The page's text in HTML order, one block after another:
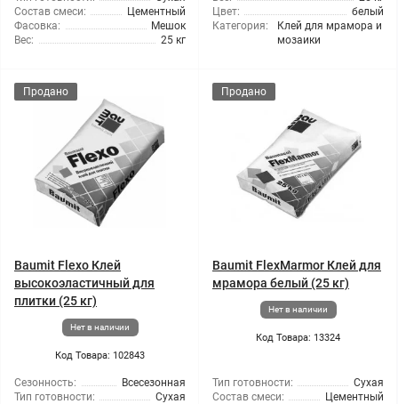
Состав смеси:
Цементный
Фасовка:
Мешок
Вес:
25 кг
Цвет:
белый
Категория:
Клей для мрамора и
мозаики
Продано
Baumit Flexo Клей
высокоэластичный для
плитки (25 кг)
Нет в наличии
Код Товара: 102843
Сезонность:
Всесезонная
Тип готовности:
Сухая
Продано
Baumit FlexMarmor Клей для
мрамора белый (25 кг)
Нет в наличии
Код Товара: 13324
Тип готовности:
Сухая
Состав смеси:
Цементный